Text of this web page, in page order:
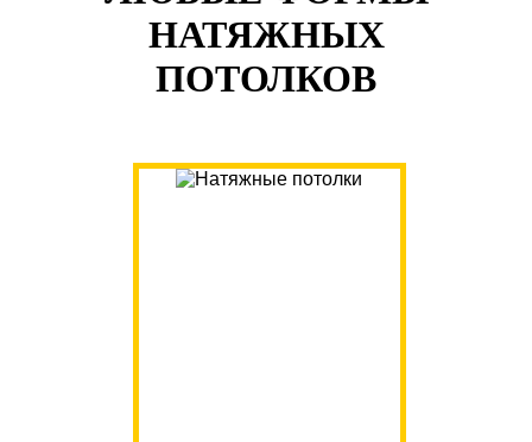
НАТЯЖНЫХ
ПОТОЛКОВ